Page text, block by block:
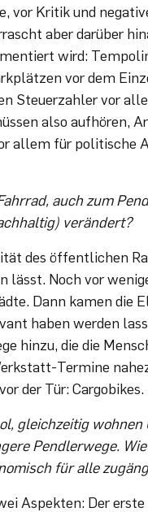
vor Kritik und
aber darüber
wird:
vor dem
Steuerzahler vor
also aufhören,
allem für politische
auch zum
verändert?
des öffentlichen
Noch vor
Dann kamen die
haben werden
hinzu, die die
Termine
der Tür: Cargobikes.
gleichzeitig
Pendlerwege.
für alle
Aspekten: Der